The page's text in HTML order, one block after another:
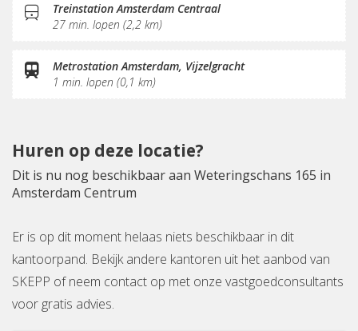
Treinstation Amsterdam Centraal
27 min. lopen (2,2 km)
Metrostation Amsterdam, Vijzelgracht
1 min. lopen (0,1 km)
Huren op deze locatie?
Dit is nu nog beschikbaar aan Weteringschans 165 in
Amsterdam Centrum
Er is op dit moment helaas niets beschikbaar in dit
kantoorpand. Bekijk andere kantoren uit het aanbod van
SKEPP of neem contact op met onze vastgoedconsultants
voor gratis advies.